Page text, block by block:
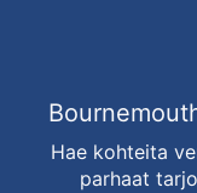
Hae kohteita
parhaat